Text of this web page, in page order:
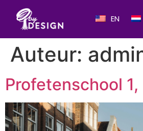
EN
Auteur:
Profetenschool